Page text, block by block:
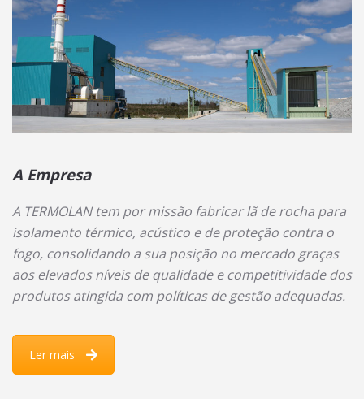
A Empresa
A TERMOLAN tem por missão fabricar lã de rocha para
isolamento térmico, acústico e de proteção contra o
fogo, consolidando a sua posição no mercado graças
aos elevados níveis de qualidade e competitividade dos
produtos atingida com políticas de gestão adequadas.
Ler mais